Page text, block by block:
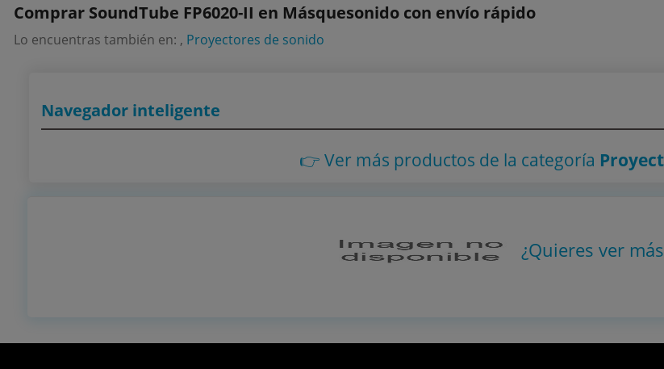
Comprar SoundTube FP6020-II en Másquesonido con envío rápido
Lo encuentras también en: , Proyectores de sonido
Navegador inteligente
👉 Ver más productos de la categoría
¿Quieres ver